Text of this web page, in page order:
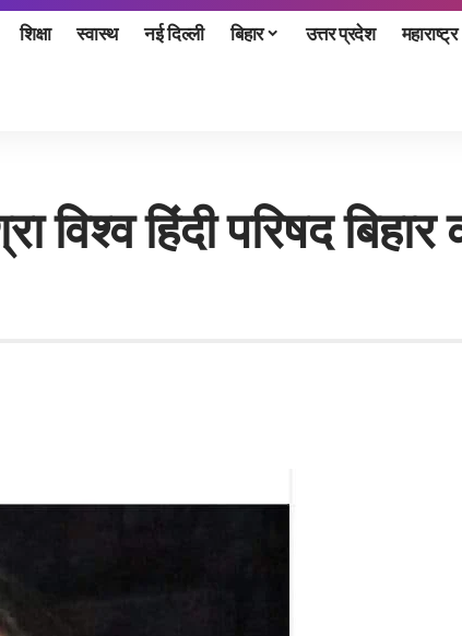
शिक्षा स्वास्थ नई दिल्ली बिहार उत्तर प्रदेश महाराष्ट्र
विश्व हिंदी परिषद